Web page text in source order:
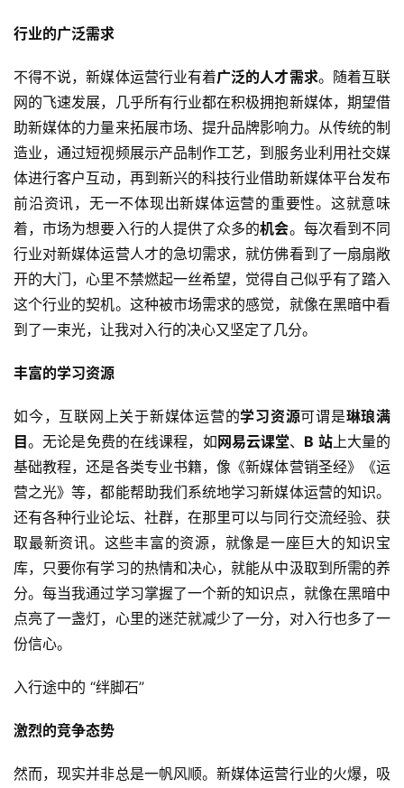
行业的广泛需求
不得不说，新媒体运营行业有着广泛的人才需求。随着互联
网的飞速发展，几乎所有行业都在积极拥抱新媒体，期望借
助新媒体的力量来拓展市场、提升品牌影响力。从传统的制
造业，通过短视频展示产品制作工艺，到服务业利用社交媒
体进行客户互动，再到新兴的科技行业借助新媒体平台发布
前沿资讯，无一不体现出新媒体运营的重要性。这就意味
着，市场为想要入行的人提供了众多的机会。每次看到不同
行业对新媒体运营人才的急切需求，就仿佛看到了一扇扇敞
开的大门，心里不禁燃起一丝希望，觉得自己似乎有了踏入
这个行业的契机。这种被市场需求的感觉，就像在黑暗中看
到了一束光，让我对入行的决心又坚定了几分。
丰富的学习资源
如今，互联网上关于新媒体运营的学习资源可谓是琳琅满
目。无论是免费的在线课程，如网易云课堂、 B 站上大量的
基础教程，还是各类专业书籍，像《新媒体营销圣经》《运
营之光》等，都能帮助我们系统地学习新媒体运营的知识。
还有各种行业论坛、社群，在那里可以与同行交流经验、获
取最新资讯。这些丰富的资源，就像是一座巨大的知识宝
库，只要你有学习的热情和决心，就能从中汲取到所需的养
分。每当我通过学习掌握了一个新的知识点，就像在黑暗中
点亮了一盏灯，心里的迷茫就减少了一分，对入行也多了一
份信心。
入行途中的 “绊脚石”
激烈的竞争态势
然而，现实并非总是一帆风顺。新媒体运营行业的火爆，吸